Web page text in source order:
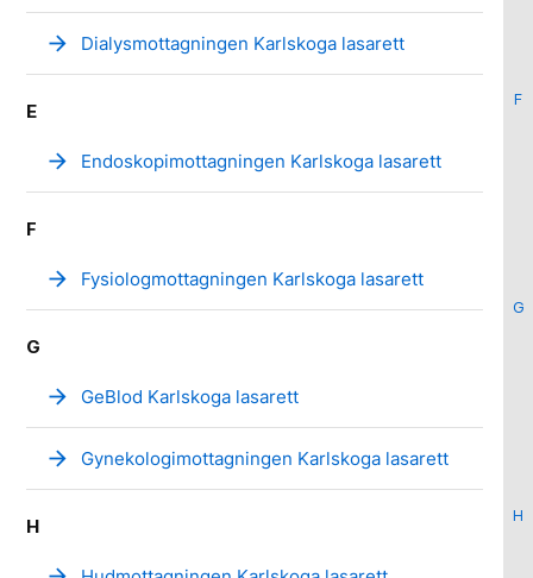
F
G
H
arrow_forward Dialysmottagningen Karlskoga lasarett
E
arrow_forward Endoskopimottagningen Karlskoga lasarett
F
arrow_forward Fysiologmottagningen Karlskoga lasarett
G
arrow_forward GeBlod Karlskoga lasarett
arrow_forward Gynekologimottagningen Karlskoga lasarett
H